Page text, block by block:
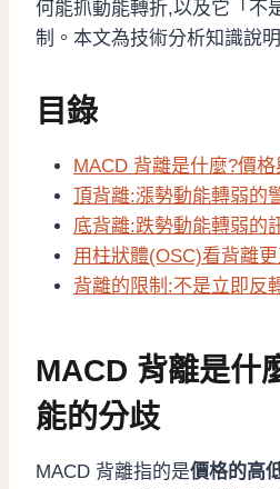
何能抓動能轉折,以及它「不
制。本文為技術分析知識說
目錄
MACD 背離是什麼?價
頂背離:漲勢動能轉弱的
底背離:跌勢動能轉弱的
用柱狀體(OSC)看背離
背離的限制:不是立即反
MACD 背離是什
能的分歧
MACD 背離指的是價格的高